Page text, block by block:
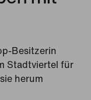
Besitzerin
Stadtviertel für
herum